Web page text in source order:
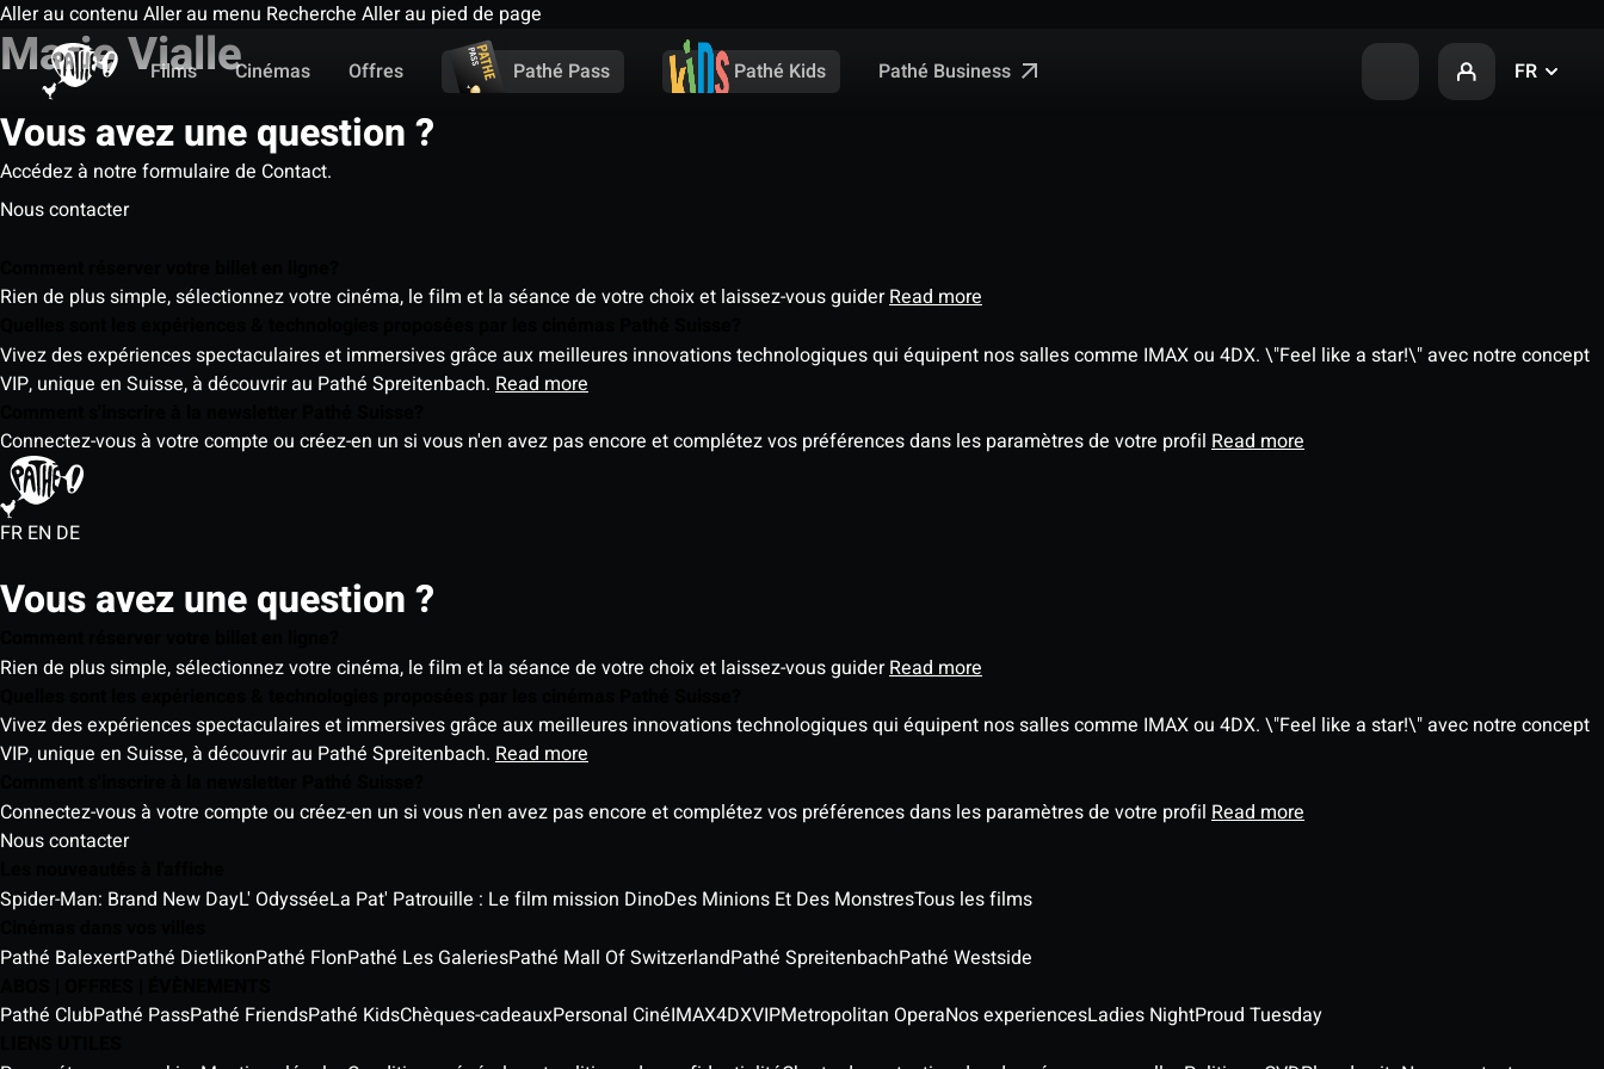
Aller au contenu Aller au menu Recherche Aller au pied de page
Films
Cinémas Offres Pathé Pass Pathé Kids Pathé Business FR
Marie Vialle
Vous avez une question ?
Accédez à notre formulaire de Contact.
Nous contacter
Rien de plus simple, sélectionnez votre cinéma, le film et la séance de votre choix et laissez-vous guiderRead more
Vivez des expériences spectaculaires et immersives grâce aux meilleures innovations technologiques qui équipent nos salles comme IMAX ou 4DX. \"Feel like a star!\" avec notre concept
VIP, unique en Suisse, à découvrir au Pathé Spreitenbach. Read more
Connectez-vous à votre compte ou créez-en un si vous n'en avez pas encore et complétez vos préférences dans les paramètres de votre profil Read more
FR EN DE
Vous avez une question ?
Rien de plus simple, sélectionnez votre cinéma, le film et la séance de votre choix et laissez-vous guiderRead more
Vivez des expériences spectaculaires et immersives grâce aux meilleures innovations technologiques qui équipent nos salles comme IMAX ou 4DX. \"Feel like a star!\" avec notre concept
VIP, unique en Suisse, à découvrir au Pathé Spreitenbach. Read more
Connectez-vous à votre compte ou créez-en un si vous n'en avez pas encore et complétez vos préférences dans les paramètres de votre profil Read more
Nous contacter
Spider-Man: Brand New DayL' OdysséeLa Pat' Patrouille : Le film mission DinoDes Minions Et Des MonstresTous les films
Pathé BalexertPathé DietlikonPathé FlonPathé Les GaleriesPathé Mall Of SwitzerlandPathé SpreitenbachPathé Westside
Pathé ClubPathé PassPathé FriendsPathé KidsChèques-cadeauxPersonal CinéIMAX4DXVIPMetropolitan OperaNos experiencesLadies NightProud Tuesday